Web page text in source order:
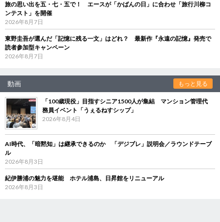
旅の思い出を五・七・五で！ エースが「かばんの日」に合わせ「旅行川柳コ
ンテスト」を開催
2026年8月7日
東野圭吾が選んだ「記憶に残る一文」はどれ？ 最新作『永遠の記憶』発売で
読者参加型キャンペーン
2026年8月7日
動画 もっと見る
「100歳現役」目指すシニア1500人が集結 マンション管理代
務員イベント「うぇるねすシップ」
2026年8月4日
AI時代、「暗黙知」は継承できるのか 「デジブレ」説明会／ラウンドテーブ
ル
2026年8月3日
紀伊勝浦の魅力を堪能 ホテル浦島、日昇館をリニューアル
2026年8月3日